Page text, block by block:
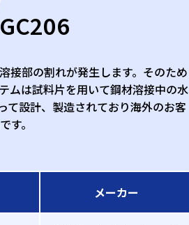
接部の割れが発生します。そのため
ムは試料片を用いて鋼材溶接中の水
て設計、製造されており海外のお客
す。
メーカー